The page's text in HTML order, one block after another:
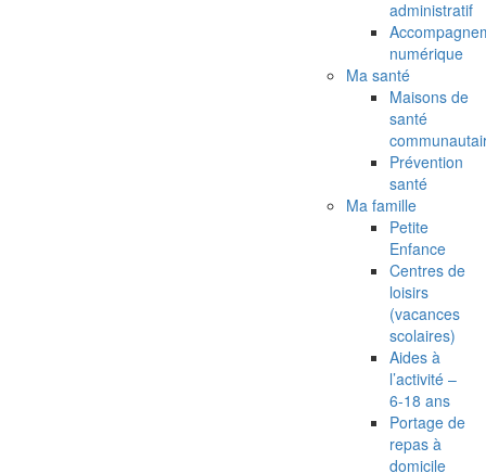
administratif
numérique
Ma santé
Maisons de
santé
Prévention
santé
Ma famille
Petite
Enfance
Centres de
loisirs
(vacances
scolaires)
Aides à
l’activité –
6-18 ans
Portage de
repas à
domicile